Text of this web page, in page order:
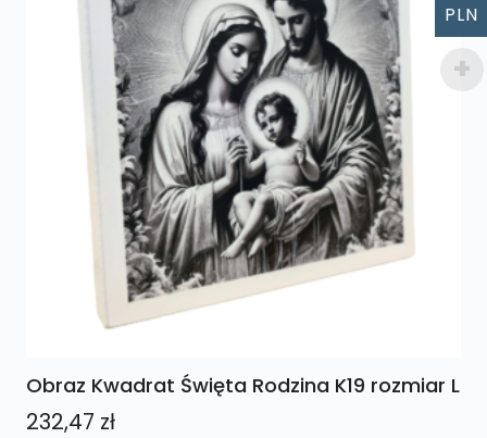
Obraz Kwadrat Święta Rodzina K19 rozmiar L
232,47 zł
PLN